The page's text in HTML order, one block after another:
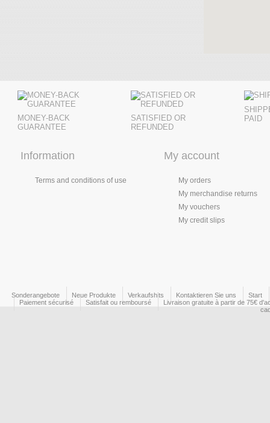
MONEY-BACK
GUARANTEE
SATISFIED OR
REFUNDED
PAID
Information
Terms and conditions of use
My account
My orders
My merchandise returns
My vouchers
My credit slips
Sonderangebote Neue Produkte Verkaufshits Kontaktieren Sie uns
Start
Paiement sécurisé
Satisfait ou remboursé
Livraison gratuite à partir de 75€